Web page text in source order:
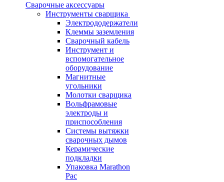
Сварочные аксессуары
Инструменты сварщика
Электрододержатели
Клеммы заземления
Сварочный кабель
Инструмент и
вспомогательное
оборудование
Магнитные
угольники
Молотки сварщика
Вольфрамовые
электроды и
приспособления
Системы вытяжки
сварочных дымов
Керамические
подкладки
Упаковка Marathon
Pac